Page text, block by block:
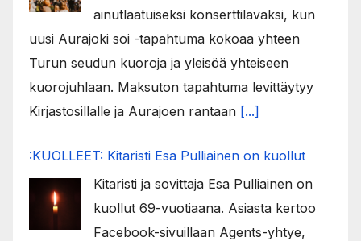
ainutlaatuiseksi konserttilavaksi, kun
uusi Aurajoki soi -tapahtuma kokoaa yhteen
Turun seudun kuoroja ja yleisöä yhteiseen
kuorojuhlaan. Maksuton tapahtuma levittäytyy
Kirjastosillalle ja Aurajoen rantaan [...]
:KUOLLEET: Kitaristi Esa Pulliainen on kuollut
Kitaristi ja sovittaja Esa Pulliainen on
kuollut 69-vuotiaana. Asiasta kertoo
Facebook-sivuillaan Agents-yhtye,